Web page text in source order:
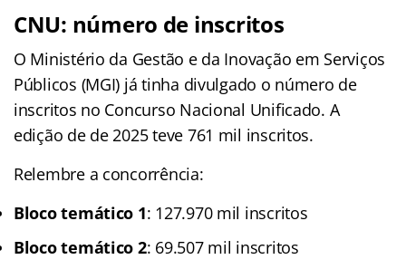
CNU: número de inscritos
O Ministério da Gestão e da Inovação em Serviços
Públicos (MGI) já tinha divulgado o número de
inscritos no Concurso Nacional Unificado. A
edição de de 2025 teve 761 mil inscritos.
Relembre a concorrência:
Bloco temático 1: 127.970 mil inscritos
Bloco temático 2: 69.507 mil inscritos